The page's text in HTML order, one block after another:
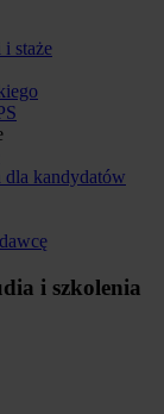
staże
dla kandydatów
i szkolenia